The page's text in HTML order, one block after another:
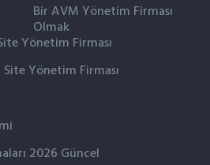
Bir AVM Yönetim Firması
Olmak
Yönetim Firması
Yönetim Firması
2026 Güncel